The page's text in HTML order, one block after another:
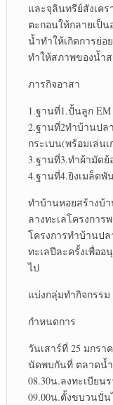
และจุลินทรีย์สังเค
ตะกอนให้กลายเป็
น้ำทำให้เกิดการย่
ทำให้สภาพของน้ำ
ภารกิจอาสา
1.ฐานที่1.ปั้นลูก
2.ฐานที่2ทำบ้านปล
กระเบน(พร้อมเล่นเ
3.ฐานที่3.ทำผ้ามัดย้
4.ฐานที่4.ยิงเมล็ดพั
ทำบ้านหอยสร้างบ้
ลางทะเลโครงการ
โครงการทำบ้านปล
ทะเลปีละครั้งเพื่ออ
ไป
แบ่งกลุ่มทำกิจกรร
กำหนดการ
วันเสาร์ที่ 25 มกรา
นัดพบกันที่ ตลาดน้ำ
08.30น.ลงทะเบีย
09.00น.ตั้งขบวนปั่